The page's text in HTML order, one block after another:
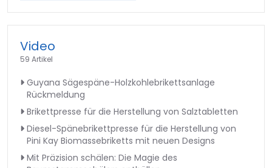
Video
59 Artikel
Guyana Sägespäne-Holzkohlebrikettsanlage
Rückmeldung
Brikettpresse für die Herstellung von Salztabletten
Diesel-Spänebrikettpresse für die Herstellung von
Pini Kay Biomassebriketts mit neuen Designs
Mit Präzision schälen: Die Magie des